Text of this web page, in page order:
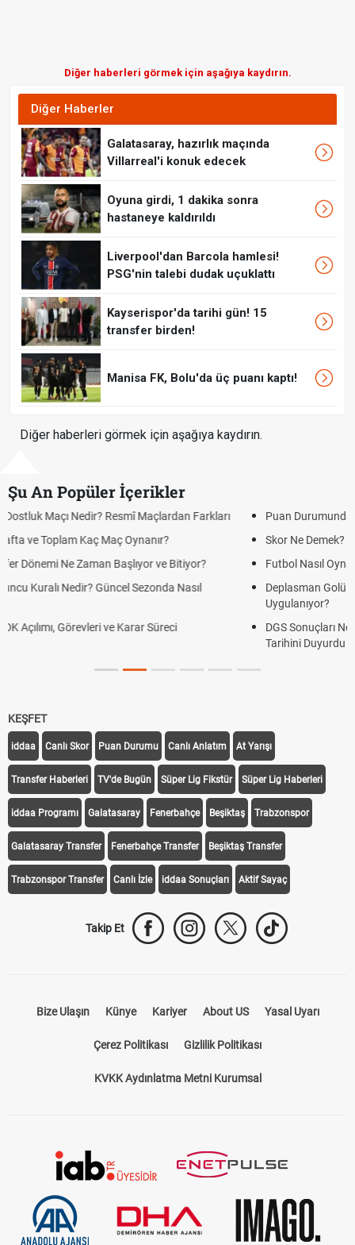
Diğer haberleri görmek için aşağıya kaydırın.
Diğer Haberler
Galatasaray, hazırlık maçında
Villarreal'i konuk edecek
Oyuna girdi, 1 dakika sonra
hastaneye kaldırıldı
Liverpool'dan Barcola hamlesi!
PSG'nin talebi dudak uçuklattı
Kayserispor'da tarihi gün! 15
transfer birden!
Manisa FK, Bolu'da üç puanı kaptı!
Diğer haberleri görmek için aşağıya kaydırın.
Şu An Popüler İçerikler
Puan Durumunda AG, OM ve Diğer Kısaltmalar Ne Anlama Gelir?
Skor Ne Demek? Sporda Skor ve Sonuç Kavramları
Futbol Nasıl Oynanır? Temel Futbol Kuralları
Deplasman Golü Kuralı Nedir? Hangi Organizasyonlarda
DGS Sonuçları Ne Zaman Açıklanacak 2026? ÖSYM Sonuç
KEŞFET
iddaa Canlı Skor Puan Durumu Canlı Anlatım At Yarışı
Transfer Haberleri TV'de Bugün Süper Lig Fikstür Süper Lig Haberleri
iddaa Programı Galatasaray Fenerbahçe Beşiktaş Trabzonspor
Galatasaray Transfer Fenerbahçe Transfer Beşiktaş Transfer
Trabzonspor Transfer Canlı İzle iddaa Sonuçları Aktif Sayaç
Takip Et
Bize Ulaşın Künye Kariyer About US Yasal Uyarı
Çerez Politikası Gizlilik Politikası
KVKK Aydınlatma Metni Kurumsal